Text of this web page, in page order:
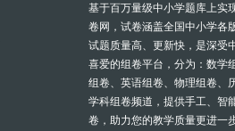
基于百万量级中小学题库上实
卷网，试卷涵盖全国中小学各
试题质量高、更新快，是深受
喜爱的组卷平台，分为：数学
组卷、英语组卷、物理组卷、
学科组卷频道，提供手工、智
卷，助力您的教学质量更进一